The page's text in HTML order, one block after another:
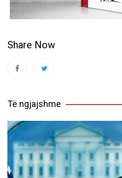
Share Now
Të ngjajshme